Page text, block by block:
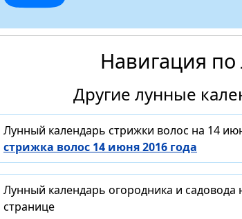
Навигация
Другие лунные
Лунный календарь стрижки волос на 14
стрижка волос 14 июня 2016 года
Лунный календарь огородника и
странице